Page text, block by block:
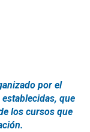
por el
que
los cursos que